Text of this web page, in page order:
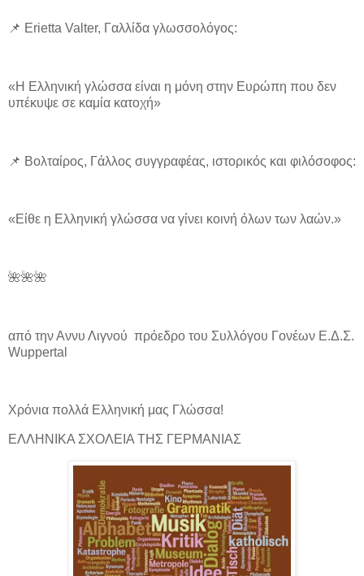
📌 Erietta Valter, Γαλλίδα γλωσσολόγος:
«Η Ελληνική γλώσσα είναι η μόνη στην Ευρώπη που δεν
υπέκυψε σε καμία κατοχή»
📌 Βολταίρος, Γάλλος συγγραφέας, ιστορικός και φιλόσοφος:
«Είθε η Ελληνική γλώσσα να γίνει κοινή όλων των λαών.»
🌺🌺🌺
από την Αννυ Λιγνού πρόεδρο του Συλλόγου Γονέων Ε.Δ.Σ.
Wuppertal
Χρόνια πολλά Ελληνική μας Γλώσσα!
ΕΛΛΗΝΙΚΑ ΣΧΟΛΕΙΑ ΤΗΣ ΓΕΡΜΑΝΙΑΣ